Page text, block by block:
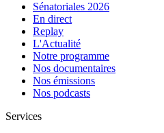
Sénatoriales 2026
En direct
Replay
L'Actualité
Notre programme
Nos documentaires
Nos émissions
Nos podcasts
Services